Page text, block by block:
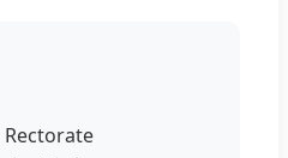
Rectorate